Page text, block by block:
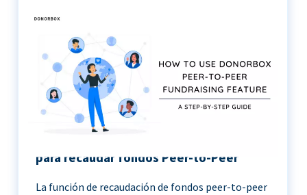
para recaudar fondos Peer-to-Peer
La función de recaudación de fondos peer-to-peer